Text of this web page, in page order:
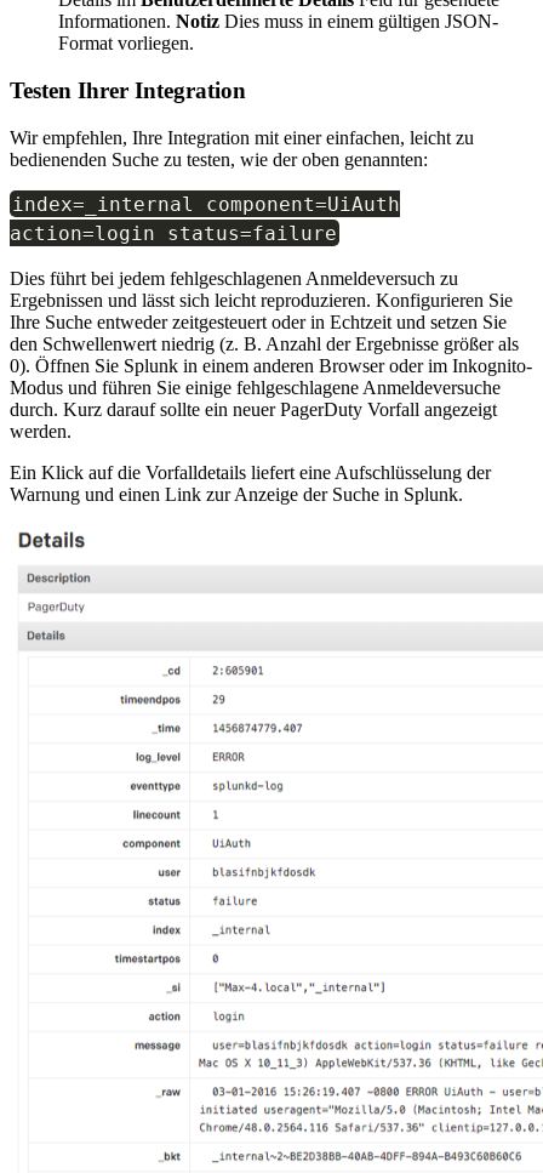
Informationen. Notiz Dies muss in einem gültigen JSON-
Format vorliegen.
Testen Ihrer Integration
Wir empfehlen, Ihre Integration mit einer einfachen, leicht zu
bedienenden Suche zu testen, wie der oben genannten:
index= _internal component=UiAuth
action=login status=failure
Dies führt bei jedem fehlgeschlagenen Anmeldeversuch zu
Ergebnissen und lässt sich leicht reproduzieren. Konfigurieren Sie
Ihre Suche entweder zeitgesteuert oder in Echtzeit und setzen Sie
den Schwellenwert niedrig (z. B. Anzahl der Ergebnisse größer als
0). Öffnen Sie Splunk in einem anderen Browser oder im Inkognito-
Modus und führen Sie einige fehlgeschlagene Anmeldeversuche
durch. Kurz darauf sollte ein neuer PagerDuty Vorfall angezeigt
werden.
Ein Klick auf die Vorfalldetails liefert eine Aufschlüsselung der
Warnung und einen Link zur Anzeige der Suche in Splunk.